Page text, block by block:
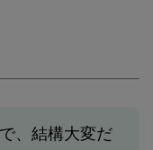
、結構大変だ